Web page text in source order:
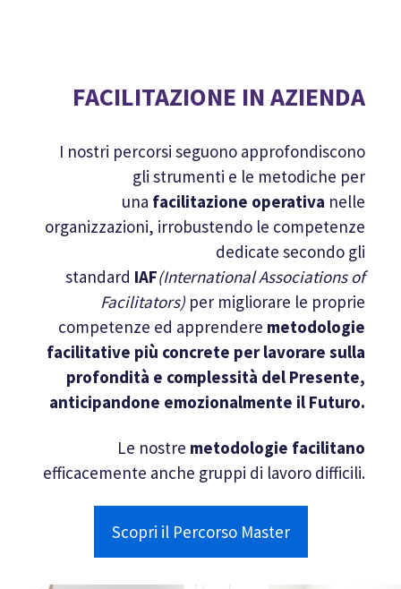
FACILITAZIONE IN AZIENDA
I nostri percorsi seguono approfondiscono
gli strumenti e le metodiche per
una facilitazione operativa nelle
organizzazioni, irrobustendo le competenze
dedicate secondo gli
standard IAF(International Associations of
Facilitators) per migliorare le proprie
competenze ed apprendere metodologie
facilitative più concrete per lavorare sulla
profondità e complessità del Presente,
anticipandone emozionalmente il Futuro.
Le nostre metodologie facilitano
efficacemente anche gruppi di lavoro difficili.
Scopri il Percorso Master